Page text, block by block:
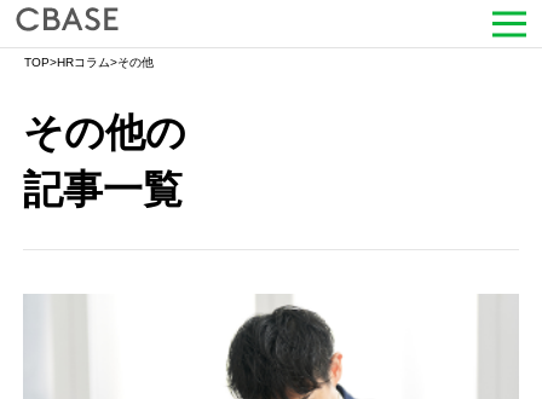
活用シーン
導入事例
TOP>HRコラム>その他
その他の
記事一覧